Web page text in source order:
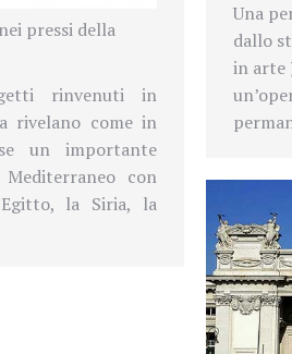
pressi della
rinvenuti in
rivelano come in
un importante
con
la Siria, la
Una
dallo
in arte